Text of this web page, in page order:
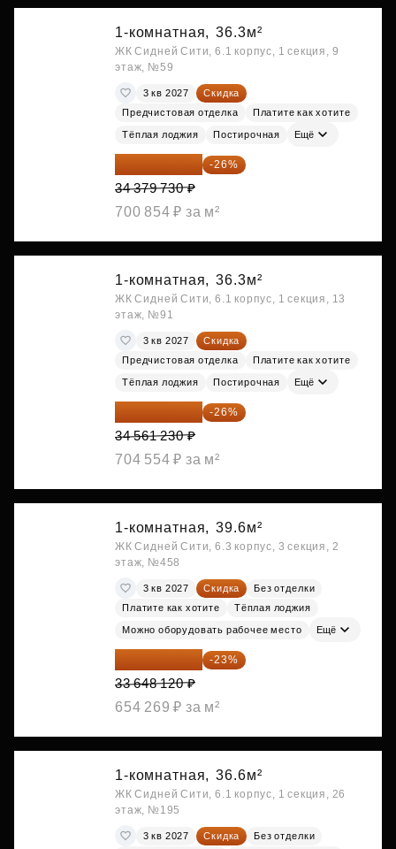
1-комнатная, 36.3м²
ЖК Сидней Сити, 6.1 корпус, 1 секция, 9
этаж, №59
3 кв 2027
Скидка
Предчистовая отделка
Платите как хотите
Тёплая лоджия Постирочная Ещё
25 441 000 ₽ -26%
34 379 730 ₽
700 854 ₽ за м²
1-комнатная, 36.3м²
ЖК Сидней Сити, 6.1 корпус, 1 секция, 13
этаж, №91
3 кв 2027
Скидка
Предчистовая отделка
Платите как хотите
Тёплая лоджия Постирочная Ещё
25 575 310 ₽ -26%
34 561 230 ₽
704 554 ₽ за м²
1-комнатная, 39.6м²
ЖК Сидней Сити, 6.3 корпус, 3 секция, 2
этаж, №458
3 кв 2027 Скидка
Без отделки
Платите как хотите
Тёплая лоджия
Можно оборудовать рабочее место Ещё
25 909 052 ₽ -23%
33 648 120 ₽
654 269 ₽ за м²
1-комнатная, 36.6м²
ЖК Сидней Сити, 6.1 корпус, 1 секция, 26
этаж, №195
3 кв 2027 Скидка
Без отделки